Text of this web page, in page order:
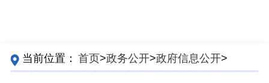
当前位置： 首页>政务公开>政府信息公开>
定主动公开内容>政策解读